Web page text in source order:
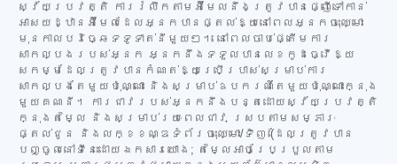
ស្វ័យប្រវត្តិ ការរំលឹកតាមអ៊ីមែលនឹងត្រូវបានផ្ញើទៅកាន់
អាសយដ្ឋានអ៊ីមែលដែលអ្នកបានផ្តល់ឱ្យនៅពេលអ្នកចុះឈ្មោះ
មុនកាលបរិច្ឆេទទូទាត់នីមួយៗ។ នៅពេលចាប់ផ្តើមការ
សាកល្បងរបស់អ្នក អ្នកនឹងទទួលបានលេខកូដធ្វើឱ្យ
សកម្មដែលត្រូវបានកំណត់ឱ្យប្រើប្រាស់សម្រាប់ការ
សាកល្បងតែមួយប៉ុណ្ណោះ និងសម្រាប់ឧបករណ៍តែមួយប៉ុណ្ណោះក្នុង
មួយគណនី។ ការជាវរបស់អ្នកនឹងបន្តដោយស្វ័យប្រវត្តិ
ក្នុងតម្លៃ និងសម្រាប់រយៈពេលជាវ ស្របតាមសម្ភារៈ
ផ្តល់ជូន និងលក្ខខណ្ឌទំព័រចុះឈ្មោះ/ទិញ (ដែលត្រូវបាន
បញ្ចូលនៅទីនេះដោយឯកសារយោង; តម្លៃអាចប្រែប្រួលតាម